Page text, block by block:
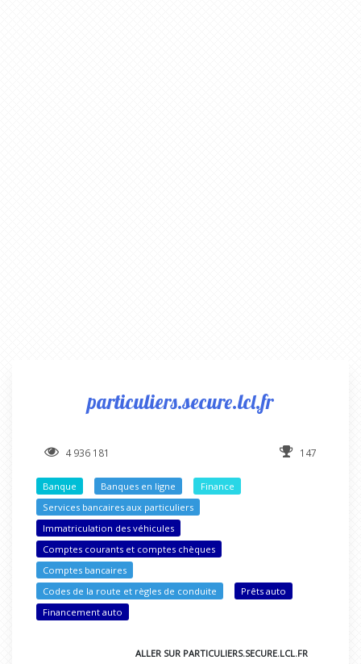
particuliers.secure.lcl.fr
4 936 181 147
Banque Banques en ligne
Finance
Services bancaires aux particuliers
Immatriculation des véhicules
Comptes courants et comptes chèques
Comptes bancaires
Codes de la route et règles de conduite
Prêts auto
Financement auto
ALLER SUR PARTICULIERS.SECURE.LCL.FR